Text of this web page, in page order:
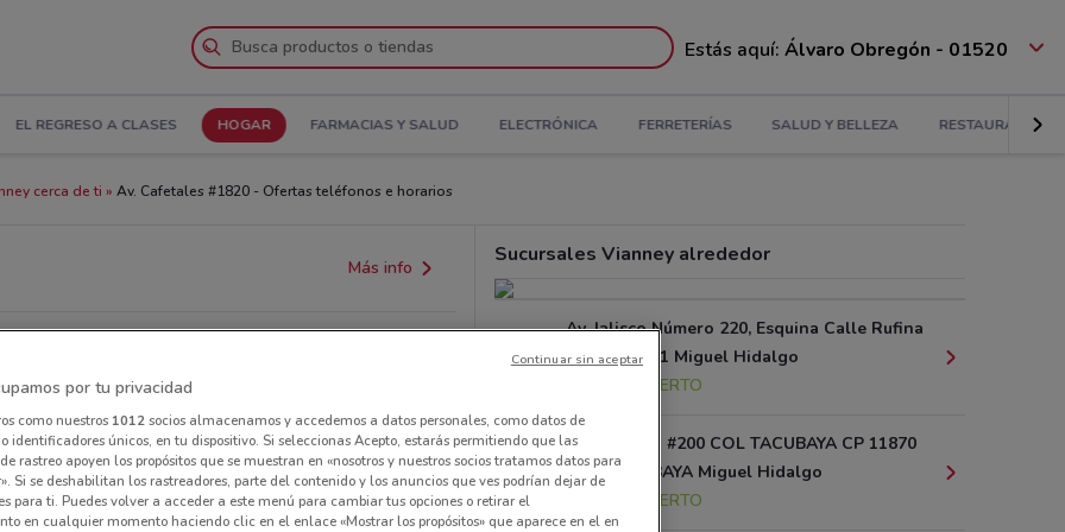
Estás aquí: Álvaro Obregón - 01520
EL REGRESO A CLASES HOGAR FARMACIAS Y SALUD ELECTRÓNICA FERRETERÍAS SALUD Y BELLEZA RESTAURANTES
cerca de ti Av. Cafetales #1820 - Ofertas teléfonos e horarios
Más info
Sucursales Vianney alrededor
Av. Jalisco Número 220, Esquina Calle Rufina
No. 3 Local 1 Miguel Hidalgo
ABIERTO
AV JALISCO #200 COL TACUBAYA CP 11870
COL TACUBAYA Miguel Hidalgo
ABIERTO
por tu privacidad
como nuestros 1012socios almacenamos y accedemos a datos personales, como datos de
identificadores únicos, en tu dispositivo. Si seleccionas Acepto, estarás permitiendo que las
rastreo apoyen los propósitos que se muestran en «nosotros y nuestros socios tratamos datos para
Si se deshabilitan los rastreadores, parte del contenido y los anuncios que ves podrían dejar de
para ti. Puedes volver a acceder a este menú para cambiar tus opciones o retirar el
en cualquier momento haciendo clic en el enlace «Mostrar los propósitos» que aparece en el en
Continuar sin aceptar